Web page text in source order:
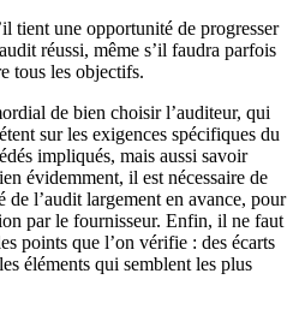
tient une opportunité de progresser
réussi, même s’il faudra parfois
tous les objectifs.
de bien choisir l’auditeur, qui
sur les exigences spécifiques du
impliqués, mais aussi savoir
évidemment, il est nécessaire de
de l’audit largement en avance, pour
par le fournisseur. Enfin, il ne faut
points que l’on vérifie : des écarts
éléments qui semblent les plus